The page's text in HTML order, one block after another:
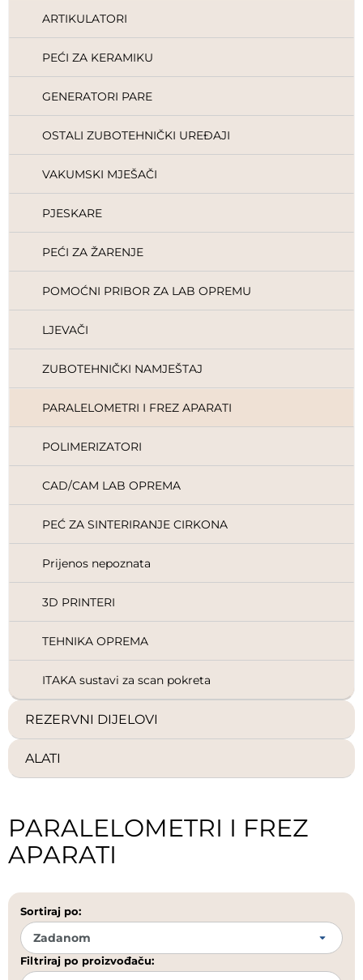
ARTIKULATORI
PEĆI ZA KERAMIKU
GENERATORI PARE
OSTALI ZUBOTEHNIČKI UREĐAJI
VAKUMSKI MJEŠAČI
PJESKARE
PEĆI ZA ŽARENJE
POMOĆNI PRIBOR ZA LAB OPREMU
LJEVAČI
ZUBOTEHNIČKI NAMJEŠTAJ
PARALELOMETRI I FREZ APARATI
POLIMERIZATORI
CAD/CAM LAB OPREMA
PEĆ ZA SINTERIRANJE CIRKONA
Prijenos nepoznata
3D PRINTERI
TEHNIKA OPREMA
ITAKA sustavi za scan pokreta
REZERVNI DIJELOVI
ALATI
PARALELOMETRI I FREZ
APARATI
Sortiraj po:
Filtriraj po proizvođaču: